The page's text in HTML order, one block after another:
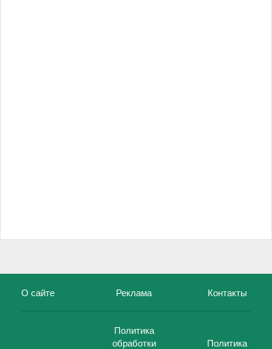
О сайте Реклама Контакты
Политика
обработки
Политика